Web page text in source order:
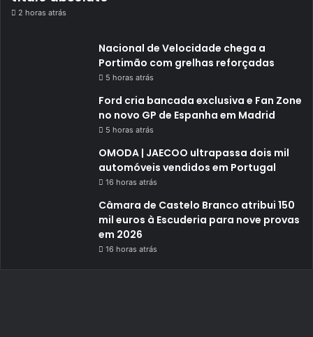
2 horas atrás
Nacional de Velocidade chega a
Portimão com grelhas reforçadas
5 horas atrás
Ford cria bancada exclusiva e Fan Zone
no novo GP de Espanha em Madrid
5 horas atrás
OMODA | JAECOO ultrapassa dois mil
automóveis vendidos em Portugal
16 horas atrás
Câmara de Castelo Branco atribui 150
mil euros à Escuderia para nove provas
em 2026
16 horas atrás